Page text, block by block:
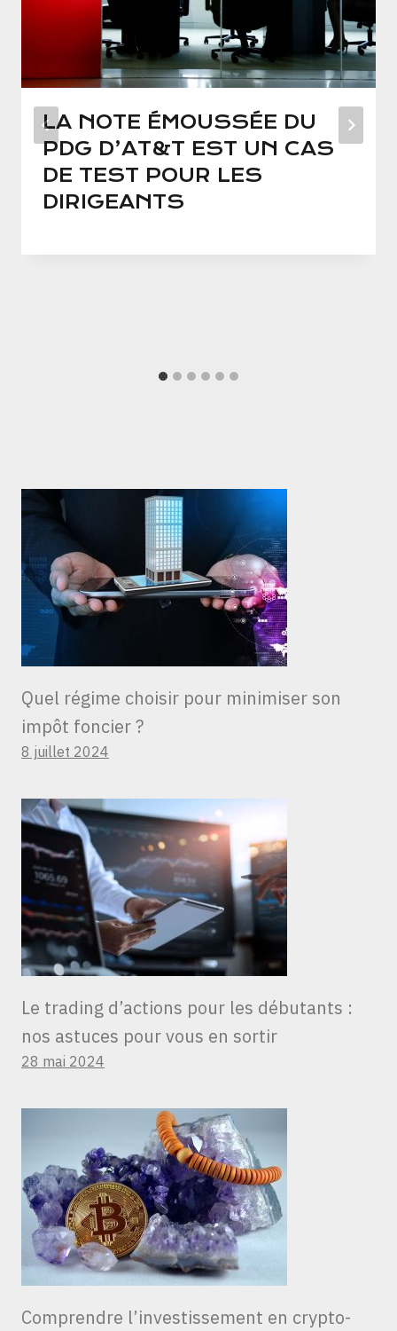
LA NOTE ÉMOUSSÉE DU
PDG D’AT&T EST UN CAS
DE TEST POUR LES
DIRIGEANTS
Quel régime choisir pour minimiser son
impôt foncier ?
8 juillet 2024
Le trading d’actions pour les débutants :
nos astuces pour vous en sortir
28 mai 2024
Comprendre l’investissement en crypto-